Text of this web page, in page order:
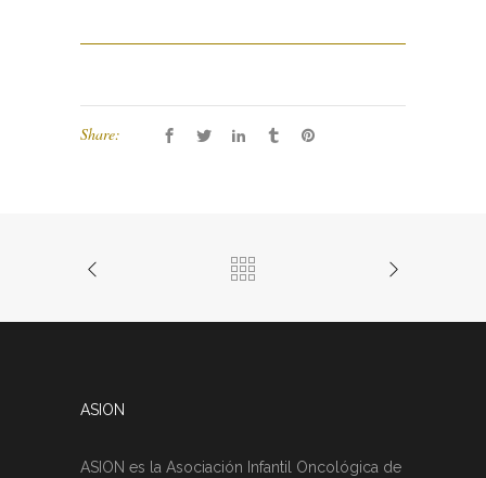
Share:
ASION
ASION es la Asociación Infantil Oncológica de